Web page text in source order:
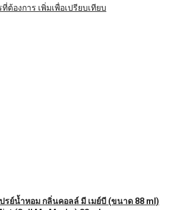
ที่ต้องการ เพิ่มเพื่อเปรียบเทียบ
ปรย์น้ำหอม กลิ่นคอลล์ มี เมย์บี (ขนาด 88 ml)